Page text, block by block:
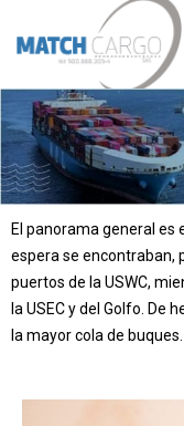
El panorama general es
espera se encontraban,
puertos de la USWC,
la USEC y del Golfo. De
la mayor cola de buques.